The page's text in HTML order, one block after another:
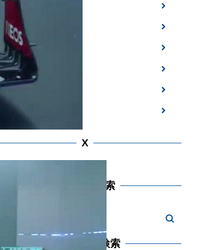
F1メカ技術
空力
ホンダ
レッドブル
フェラーリ
レギュレーション
X
サイト内検索
アーカイブ検索